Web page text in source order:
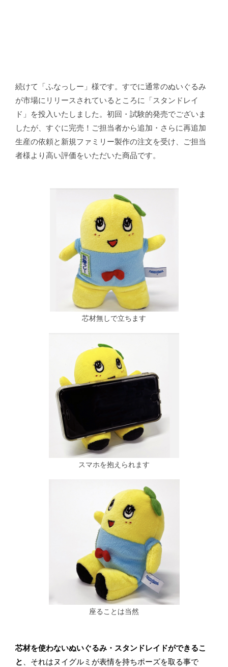
続けて「ふなっしー」様です。すでに通常のぬいぐるみ
が市場にリリースされているところに「スタンドレイ
ド」を投入いたしました。初回・試験的発売でございま
したが、すぐに完売！ご担当者から追加・さらに再追加
生産の依頼と新規ファミリー製作の注文を受け、ご担当
者様より高い評価をいただいた商品です。
芯材無しで立ちます
スマホを抱えられます
座ることは当然
芯材を使わないぬいぐるみ・スタンドレイドができるこ
と
、それはヌイグルミが表情を持ちポーズを取る事で